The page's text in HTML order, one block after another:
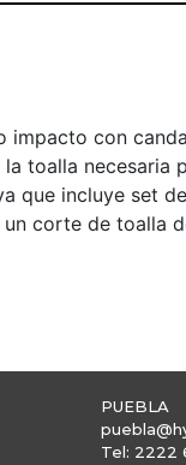
impacto con
toalla necesaria
que incluye set
corte de toalla
PUEBLA
Tel: 2222